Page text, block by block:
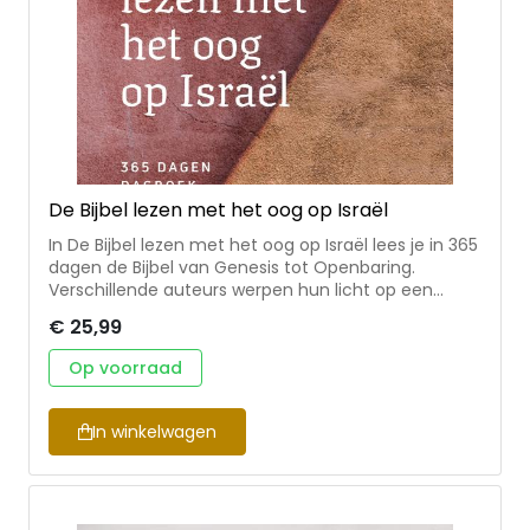
De Bijbel lezen met het oog op Israël
In De Bijbel lezen met het oog op Israël lees je in 365
dagen de Bijbel van Genesis tot Openbaring.
Verschillende auteurs werpen hun licht op een
overdenking. De rode draad door de
dagboekgedeelten heen is de unieke positie van
het Joodse volk en Gods leiding met hen door Bijbel
meewerken aan dit dagboek zijn onder andere: C.
Baan, P. van den Berg, C. de Boer, J. Bonhof, B.
Engelfriet, B. Gijsbertsen, A. Groothedde, F. Heikoop,
D. Heikoop, G. Krol, M. Mulder, A. van Maanen, F. van
€ 25,99
Op voorraad
In winkelwagen